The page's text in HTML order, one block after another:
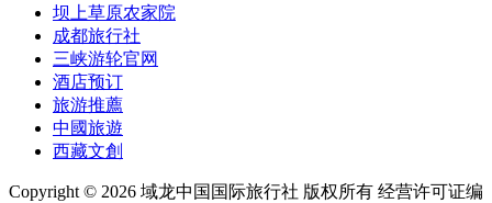
坝上草原农家院
成都旅行社
三峡游轮官网
酒店预订
旅游推薦
中國旅遊
西藏文創
Copyright © 2026 域龙中国国际旅行社 版权所有 经营许可证编